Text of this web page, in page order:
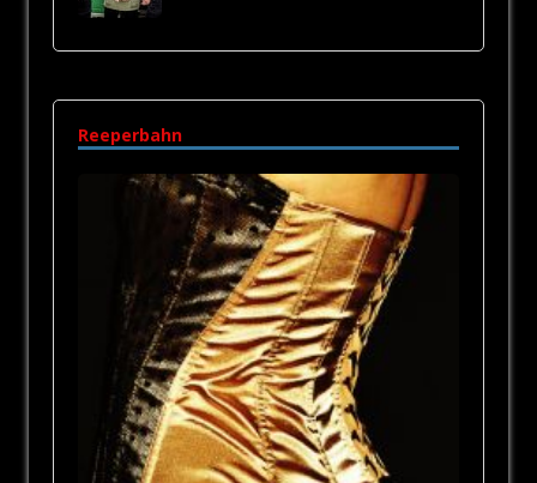
Reeperbahn